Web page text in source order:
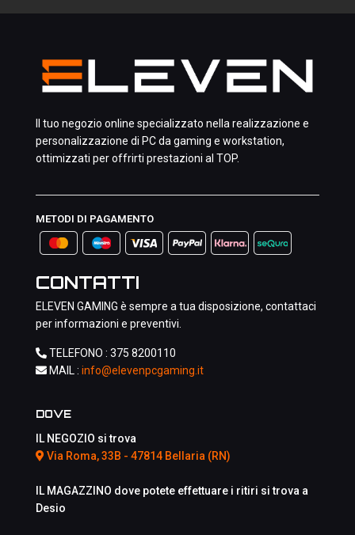
Il tuo negozio online specializzato nella realizzazione e
personalizzazione di PC da gaming e workstation,
ottimizzati per offrirti prestazioni al TOP.
METODI DI PAGAMENTO
CONTATTI
ELEVEN GAMING è sempre a tua disposizione, contattaci
per informazioni e preventivi.
TELEFONO : 375 8200110
MAIL : info@elevenpcgaming.it
DOVE
IL NEGOZIO si trova
Via Roma, 33B - 47814 Bellaria (RN)
IL MAGAZZINO dove potete effettuare i ritiri si trova a
Desio